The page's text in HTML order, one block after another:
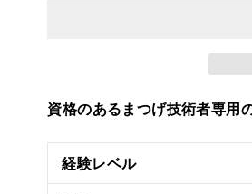
資格のあるまつげ技術者専用
経験レベル